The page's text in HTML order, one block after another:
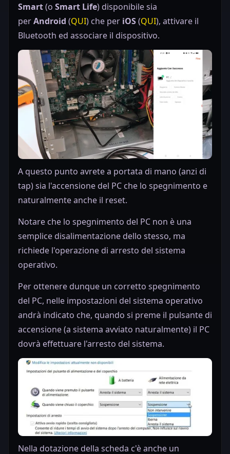
Smart(o Smart Life) disponibile sia
perAndroid (QUI) che per iOS(QUI), attivare il
Bluetooth ed associare il dispositivo.
A questo punto avrete a portata di mano (anzi di
tap) sia l'accensione del PC che lo spegnimento e
naturalmente anche il reset.
Notare che lo spegnimento del PC non è una
semplice disalimentazione dello stesso, ma
richiede l'operazione di arresto del sistema
operativo.
Per ottenere dunque un corretto spegnimento
del PC, nelle impostazioni del sistema operativo
andrà indicato che, quando si preme il pulsante di
accensione (a sistema avviato naturalmente) il PC
dovrà effettuare l'arresto del sistema.
Nella dotazione della scheda c'è anche un